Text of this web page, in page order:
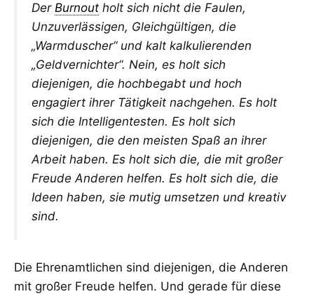
Der Burnout holt sich nicht die Faulen,
Unzuverlässigen, Gleichgültigen, die
„Warmduscher“ und kalt kalkulierenden
„Geldvernichter“. Nein, es holt sich
diejenigen, die hochbegabt und hoch
engagiert ihrer Tätigkeit nachgehen. Es holt
sich die Intelligentesten. Es holt sich
diejenigen, die den meisten Spaß an ihrer
Arbeit haben. Es holt sich die, die mit großer
Freude Anderen helfen. Es holt sich die, die
Ideen haben, sie mutig umsetzen und kreativ
sind.
Die Ehrenamtlichen sind diejenigen, die Anderen
mit großer Freude helfen. Und gerade für diese